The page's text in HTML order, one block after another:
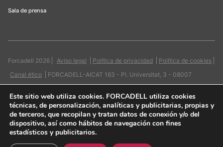
Sala de prensa
Forcadell 2026 Aviso legal Política de privacidad
Política de cookies
Canal ético
FORCADELL-AICAT 163 - Pl. Universitat, 3 - 08007
Quiero contactar
Este sitio web utiliza cookies. FORCADELL utiliza cookies
técnicas, de personalización, analíticas y publicitarias, propias y
de terceros, que recopilan y tratan datos de conexión y/o del
dispositivo, así como hábitos de navegación con fines
estadísticos y publicitarios.